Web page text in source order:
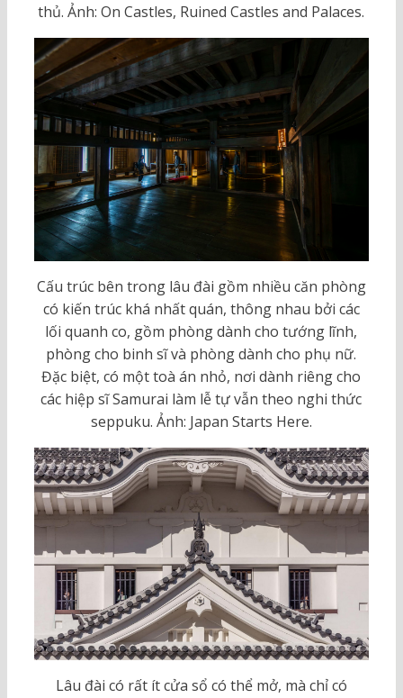
thủ. Ảnh: On Castles, Ruined Castles and Palaces.
Cấu trúc bên trong lâu đài gồm nhiều căn phòng
có kiến trúc khá nhất quán, thông nhau bởi các
lối quanh co, gồm phòng dành cho tướng lĩnh,
phòng cho binh sĩ và phòng dành cho phụ nữ.
Đặc biệt, có một toà án nhỏ, nơi dành riêng cho
các hiệp sĩ Samurai làm lễ tự vẫn theo nghi thức
seppuku. Ảnh: Japan Starts Here.
Lâu đài có rất ít cửa sổ có thể mở, mà chỉ có